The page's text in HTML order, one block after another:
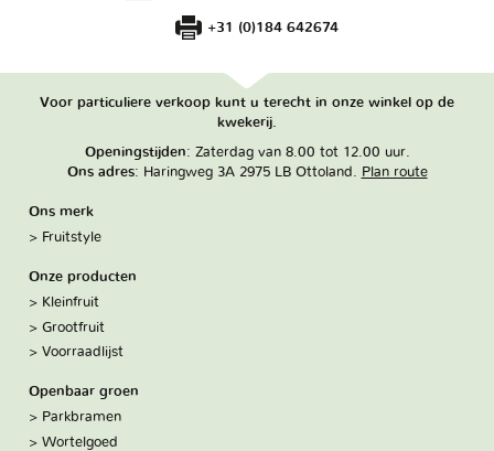
+31 (0)184 642674
Voor particuliere verkoop kunt u terecht in onze winkel op de
kwekerij.
Openingstijden: Zaterdag van 8.00 tot 12.00 uur.
Ons adres: Haringweg 3A 2975 LB Ottoland. Plan route
Ons merk
Fruitstyle
Onze producten
Kleinfruit
Grootfruit
Voorraadlijst
Openbaar groen
Parkbramen
Wortelgoed